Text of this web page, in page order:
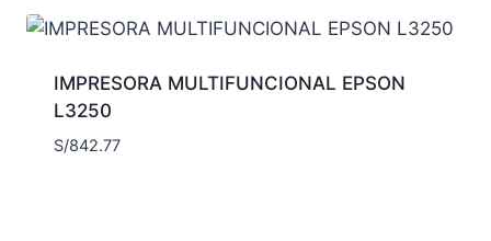
IMPRESORA MULTIFUNCIONAL EPSON
L3250
S/842.77